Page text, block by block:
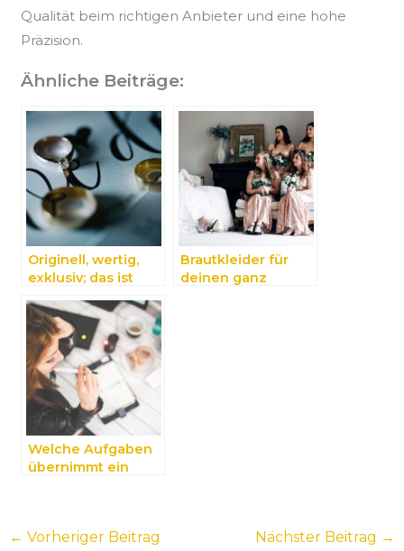
Qualität beim richtigen Anbieter und eine hohe
Präzision.
Ähnliche Beiträge:
Originell, wertig,
exklusiv; das ist
Münchner
Schmuckateliers
Brautkleider für
deinen ganz
Welche Aufgaben
übernimmt ein
← Vorheriger Beitrag Nächster Beitrag →